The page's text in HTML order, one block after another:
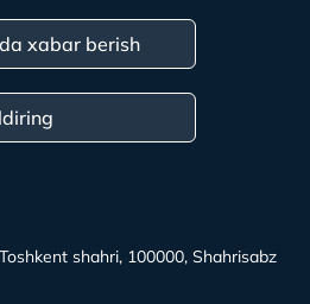
shahri, 100000, Shahrisabz
xabar berish